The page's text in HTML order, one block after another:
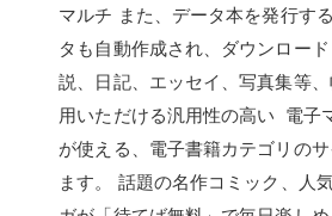
マルチ また、データ本を発行す
タも自動作成され、ダウンロー
説、日記、エッセイ、写真集等
用いただける汎用性の高い 電子
が使える、電子書籍カテゴリの
ます。 話題の名作コミック、人